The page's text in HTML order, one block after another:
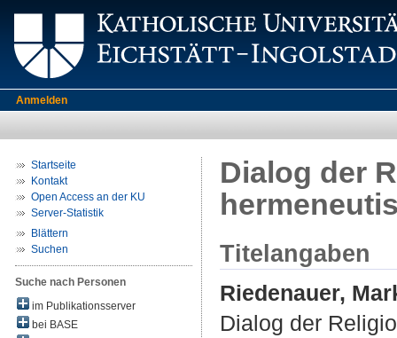
Anmelden
Startseite
Kontakt
Open Access an der KU
Server-Statistik
Blättern
Suchen
Suche nach Personen
im Publikationsserver
bei BASE
Dialog der
Titelangaben
Riedenauer,
Dialog der